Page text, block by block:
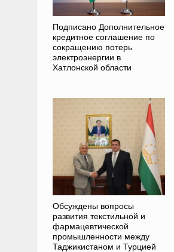
Подписано Дополнительное
кредитное соглашение по
сокращению потерь
электроэнергии в
Хатлонской области
Обсуждены вопросы
развития текстильной и
фармацевтической
промышленности между
Таджикистаном и Турцией